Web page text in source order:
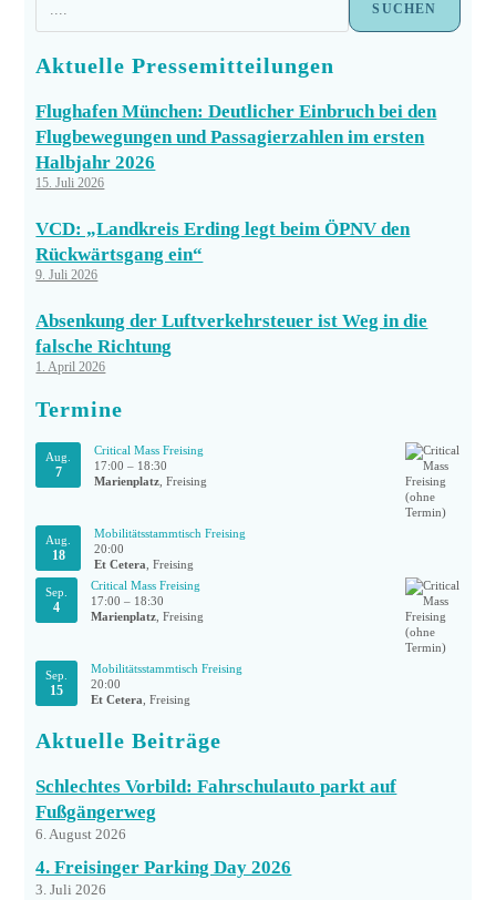
SUCHEN
Aktuelle Pressemitteilungen
Flughafen München: Deutlicher Einbruch bei den
Flugbewegungen und Passagierzahlen im ersten
Halbjahr 2026
15. Juli 2026
VCD: „Landkreis Erding legt beim ÖPNV den
Rückwärtsgang ein“
9. Juli 2026
Absenkung der Luftverkehrsteuer ist Weg in die
falsche Richtung
1. April 2026
Termine
Aug.
7
Critical Mass Freising
17:00 – 18:30
Marienplatz, Freising
Aug.
18
Mobilitätsstammtisch Freising
20:00
Et Cetera, Freising
Sep.
4
Critical Mass Freising
17:00 – 18:30
Marienplatz, Freising
Sep.
15
Mobilitätsstammtisch Freising
20:00
Et Cetera, Freising
Aktuelle Beiträge
Schlechtes Vorbild: Fahrschulauto parkt auf
Fußgängerweg
6. August 2026
4. Freisinger Parking Day 2026
3. Juli 2026